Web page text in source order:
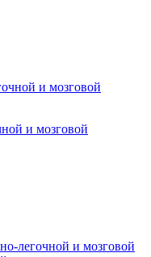
и мозговой